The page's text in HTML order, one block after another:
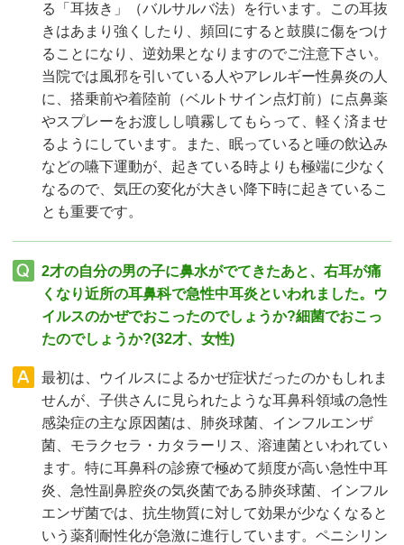
る「耳抜き」（バルサルバ法）を行います。この耳抜
きはあまり強くしたり、頻回にすると鼓膜に傷をつけ
ることになり、逆効果となりますのでご注意下さい。
当院では風邪を引いている人やアレルギー性鼻炎の人
に、搭乗前や着陸前（ベルトサイン点灯前）に点鼻薬
やスプレーをお渡しし噴霧してもらって、軽く済ませ
るようにしています。また、眠っていると唾の飲込み
などの嚥下運動が、起きている時よりも極端に少なく
なるので、気圧の変化が大きい降下時に起きているこ
とも重要です。
2才の自分の男の子に鼻水がでてきたあと、右耳が痛
くなり近所の耳鼻科で急性中耳炎といわれました。ウ
イルスのかぜでおこったのでしょうか?細菌でおこっ
たのでしょうか?(32才、女性)
最初は、ウイルスによるかぜ症状だったのかもしれま
せんが、子供さんに見られたような耳鼻科領域の急性
感染症の主な原因菌は、肺炎球菌、インフルエンザ
菌、モラクセラ・カタラーリス、溶連菌といわれてい
ます。特に耳鼻科の診療で極めて頻度が高い急性中耳
炎、急性副鼻腔炎の気炎菌である肺炎球菌、インフル
エンザ菌では、抗生物質に対して効果が少なくなると
いう薬剤耐性化が急激に進行しています。ペニシリン